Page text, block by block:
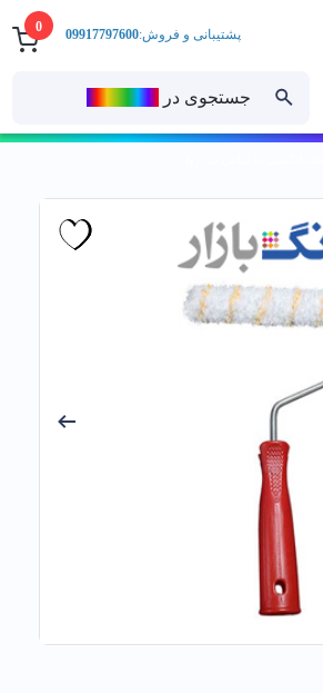
0
جستجوی در
پشتیبانی و فروش:09917797600